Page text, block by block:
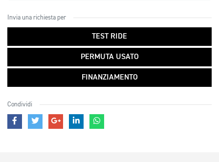
Invia una richiesta per
TEST RIDE
PERMUTA USATO
FINANZIAMENTO
Condividi